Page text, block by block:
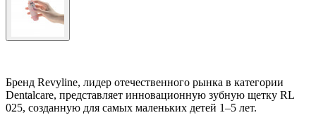
Бренд Revyline, лидер отечественного рынка в категории
Dentalcare, представляет инновационную зубную щетку RL
025, созданную для самых маленьких детей 1–5 лет.